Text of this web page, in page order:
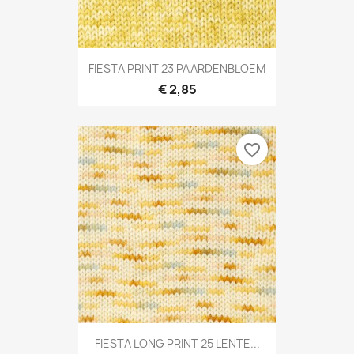
FIESTA PRINT 23 PAARDENBLOEM
€ 2,85
FIESTA LONG PRINT 25 LENTE...
favorite_border